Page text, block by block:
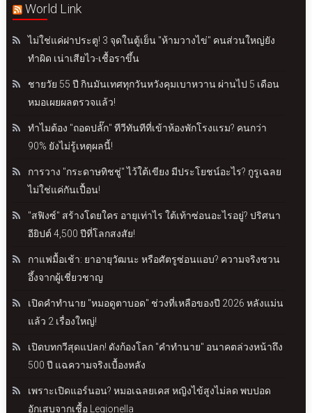
World Link
ไม่ใช่แค่ฝาประตู! 3 จุดในตู้เย็น "ห้ามวางไข่" คนส่วนใหญ่ยัง
ทำผิด เน่าเสียไว-เชื้อราขึ้น
ชายวัย 55 ปี กินมันเทศทุกวันหวังคุมเบาหวาน ผ่านไป 5 เดือน
หมอเผยผลตรวจแล้ว!
ทำไมต้อง "ถอดปลั๊ก" ทีวีทันทีที่เข้าห้องพักโรงแรม? คนกว่า
90% ยังไม่รู้เหตุผลนี้!
การวาง "กระดาษทิชชู่" ไว้ใต้เขียง มีประโยชน์อะไร? กูรูเฉลย
ไม่ใช่แค่กันเปื้อน!
"สฟิงซ์" สร้างโดยใคร อายุเท่าไร ใต้เท้าซ่อนอะไรอยู่? ปริศนา
อียิปต์ 4,500 ปีที่โลกสงสัย!
กาแฟมื้อเช้า: ยาอายุวัฒนะ หรือศัตรูซ่อนแอบ? ความจริงชวน
อึ้งจากผู้เชี่ยวชาญ
เปิดคำทำนาย "หมอดูตาบอด" ช่วงที่เหลือของปี 2026 หลังแม่น
แล้ว 2 เรื่องใหญ่!
เปิดบทกวีสุดแปลก! ดังก้องโลก "คำทำนาย" อนาคตล่วงหน้าถึง
500 ปี แฉความจริงเบื้องหลัง
เพราะเปิดแอร์นอน? หมอเฉลยเคส หญิงไข้สูงไม่ลด พบปอด
อักเสบจากเชื้อ Legionella